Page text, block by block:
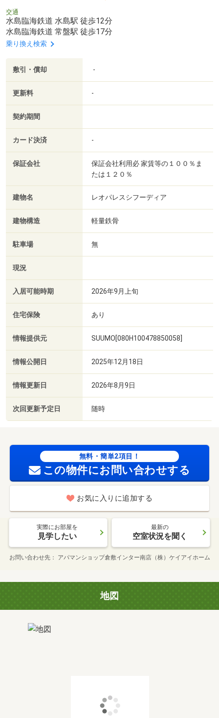
交通
水島臨海鉄道 水島駅 徒歩12分
水島臨海鉄道 常盤駅 徒歩17分
乗り換え検索
敷引・償却 -
更新料 -
契約期間
カード決済 -
保証会社
保証会社利用必 家賃等の１００％ま
たは１２０％
建物名 レオパレスシフーディア
建物構造 軽量鉄骨
駐車場 無
現況
入居可能時期 2026年9月上旬
住宅保険 あり
情報提供元 SUUMO[080H100478850058]
情報公開日 2025年12月18日
情報更新日 2026年8月9日
次回更新予定日 随時
無料・簡単2項目！
この物件にお問い合わせする
お気に入りに追加する
実際にお部屋を
見学したい
最新の
空室状況を聞く
お問い合わせ先 アパマンショップ倉敷インター南店（株）ケイアイホーム
地図